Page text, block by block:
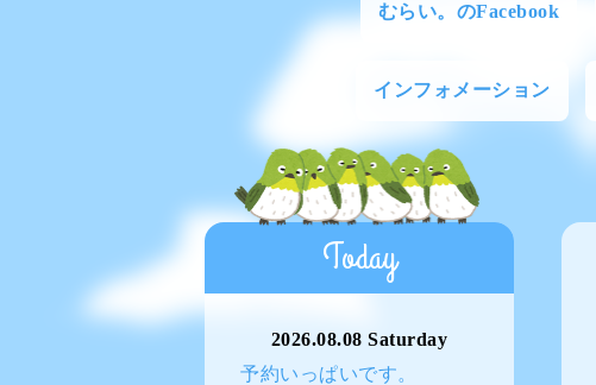
むらい。のFacebook
インフォメーション
Today
2026.08.08 Saturday
予約いっぱいです。